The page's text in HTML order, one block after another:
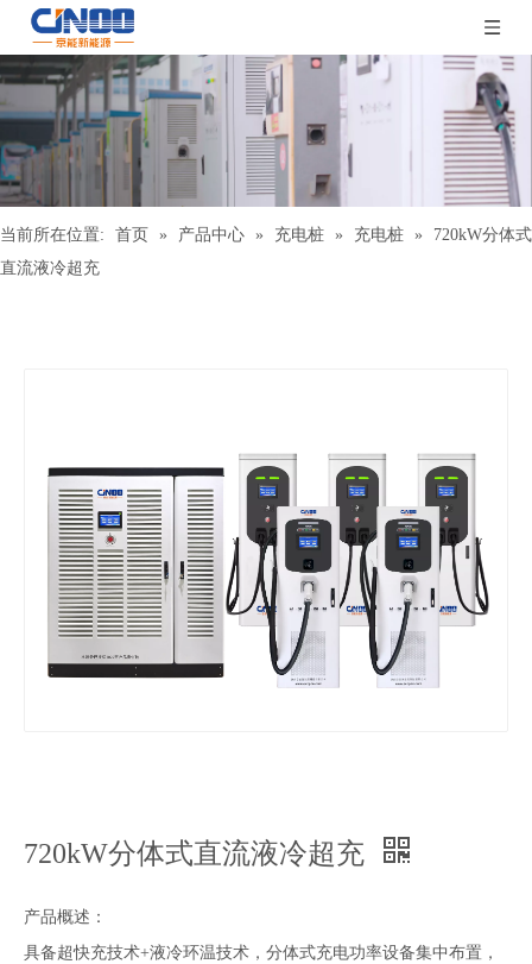
当前所在位置: 首页 » 产品中心 » 充电桩 » 充电桩 »
720kW分体式
直流液冷超充
720kW分体式直流液冷超充
产品概述：
具备超快充技术+液冷环温技术，分体式充电功率设备集中布置，